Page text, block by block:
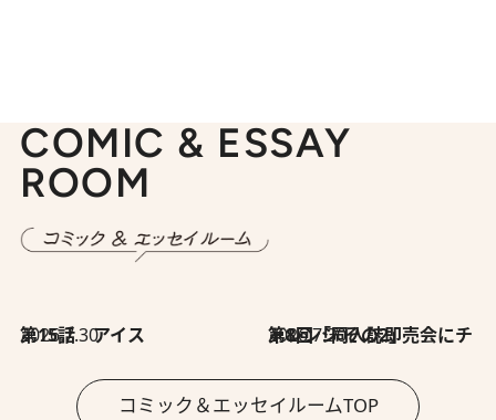
COMIC & ESSAY
ROOM
2026.7.30
第15話 アイス 2026.7.30
第8回「同人誌即売会にチャレンジ その2」
コミック＆エッセイルームTOP